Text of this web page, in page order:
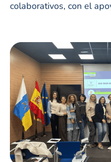
colaborativos, con el